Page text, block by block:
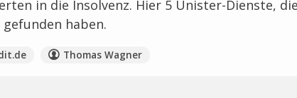
in die Insolvenz. Hier 5 Unister-Dienste,
gefunden haben.
Thomas Wagner